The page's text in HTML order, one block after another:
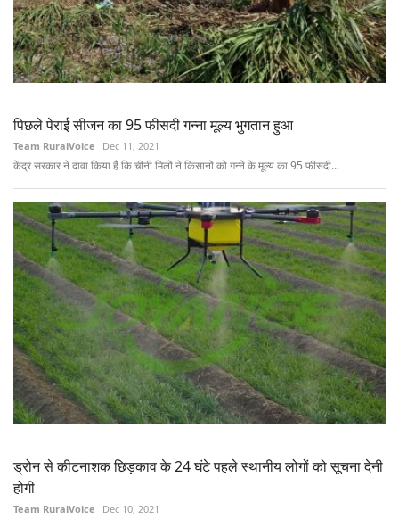
पिछले पेराई सीजन का 95 फीसदी गन्ना मूल्य भुगतान हुआ
Team RuralVoice Dec 11, 2021
केंद्र सरकार ने दावा किया है कि चीनी मिलों ने किसानों को गन्ने के मूल्य का 95 फीसदी...
ड्रोन से कीटनाशक छिड़काव के 24 घंटे पहले स्थानीय लोगों को सूचना देनी
होगी
Team RuralVoice Dec 10, 2021